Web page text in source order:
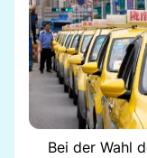
Bei der Wahl